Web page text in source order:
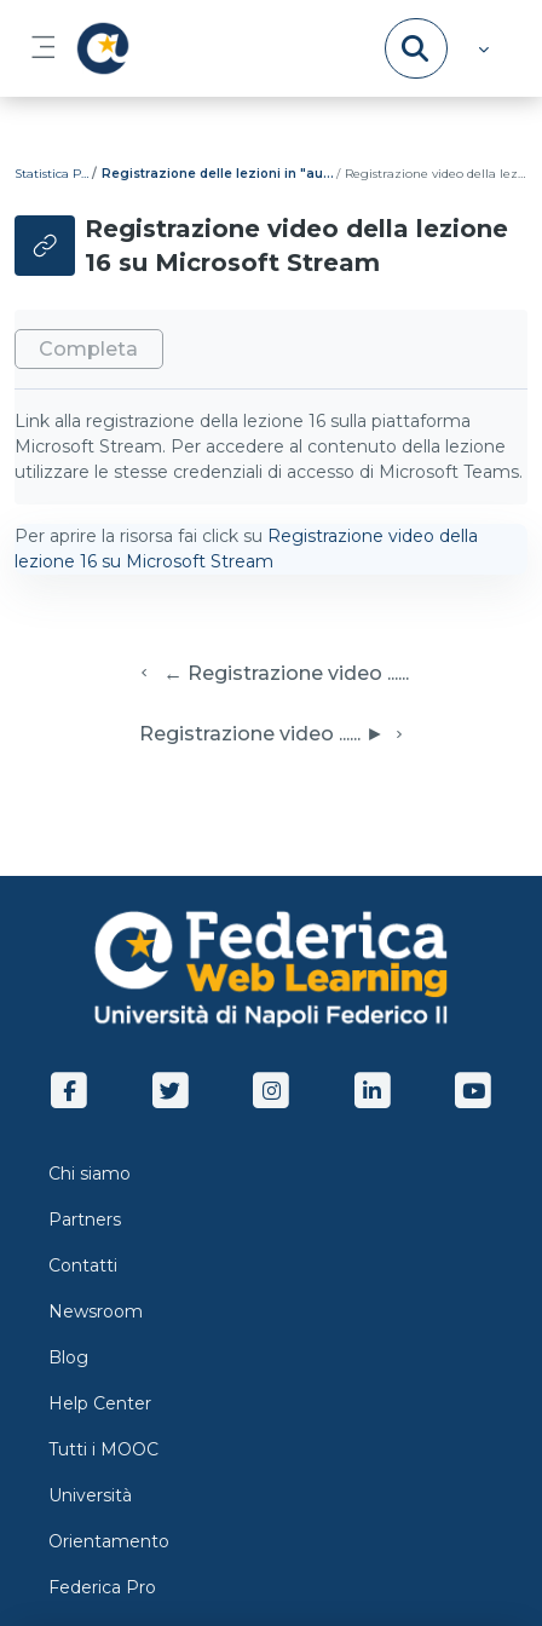
Pannello laterale
Statistica Psicometrica Registrazione delle lezioni in "aula" virtuale e diario delle lezioni Registrazione video della lezione 16 su Microsoft Stream
Registrazione video della lezione
16 su Microsoft Stream
Completa
Link alla registrazione della lezione 16 sulla piattaforma
Microsoft Stream. Per accedere al contenuto della lezione
utilizzare le stesse credenziali di accesso di Microsoft Teams.
Per aprire la risorsa fai click su Registrazione video della
lezione 16 su Microsoft Stream
  ← Registrazione video ......
Registrazione video ...... ►
Chi siamo
Partners
Contatti
Newsroom
Blog
Help Center
Tutti i MOOC
Università
Orientamento
Federica Pro